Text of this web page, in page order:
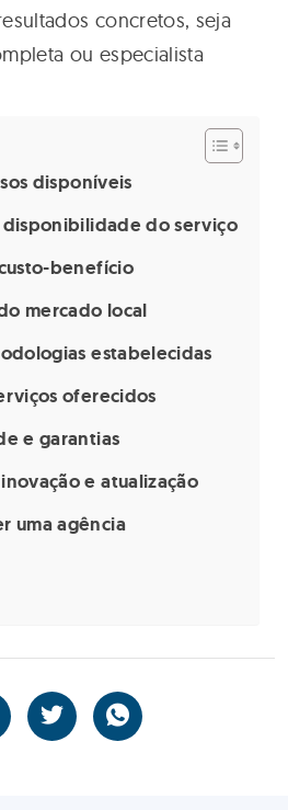
concretos, seja
ou especialista
disponíveis
do serviço
benefício
mercado local
estabelecidas
oferecidos
e garantias
e atualização
uma agência